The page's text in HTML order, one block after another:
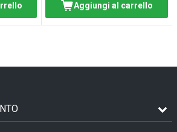
Aggiungi al carrello